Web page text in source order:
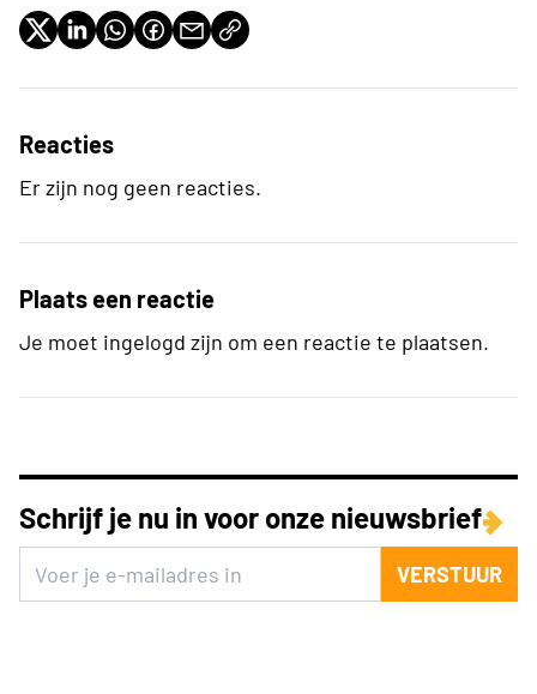
Reacties
Er zijn nog geen reacties.
Plaats een reactie
Je moet ingelogd zijn om een reactie te plaatsen.
Schrijf je nu in voor onze nieuwsbrief
VERSTUUR